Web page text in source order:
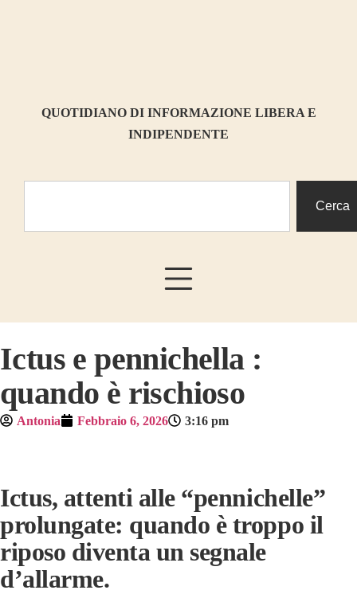
QUOTIDIANO DI INFORMAZIONE LIBERA E
INDIPENDENTE
Cerca
Ictus e pennichella :
quando è rischioso
Antonia Febbraio 6, 2026 3:16 pm
Ictus, attenti alle “pennichelle”
prolungate: quando è troppo il
riposo diventa un segnale
d’allarme.